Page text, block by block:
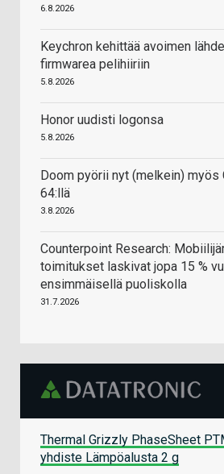
6.8.2026
Keychron kehittää avoimen
firmwarea pelihiiriin
5.8.2026
Honor uudisti logonsa
5.8.2026
Doom pyörii nyt (melkein) myös
64:llä
3.8.2026
Counterpoint Research:
toimitukset laskivat jopa 15 %
ensimmäisellä puoliskolla
31.7.2026
Thermal Grizzly PhaseSheet
yhdiste Lämpöalusta 2 g